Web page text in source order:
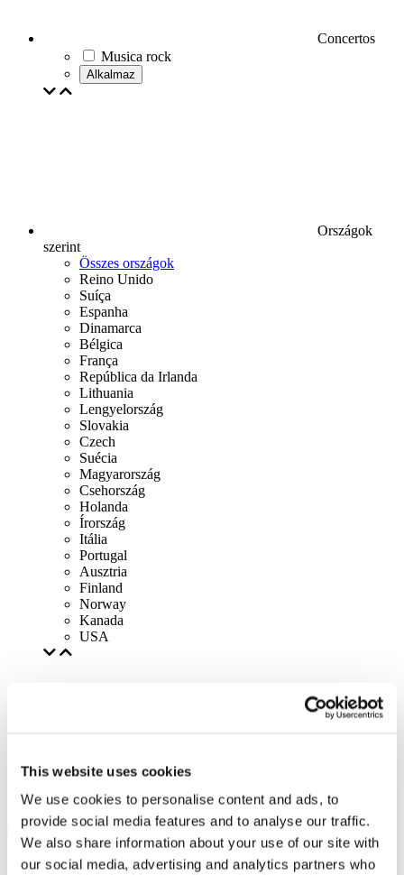
This website uses cookies
We use cookies to personalise content and ads, to
provide social media features and to analyse our traffic.
We also share information about your use of our site with
our social media, advertising and analytics partners who
Concertos
Musica rock
Alkalmaz
Országok
szerint
Összes országok
Reino Unido
Suíça
Espanha
Dinamarca
Bélgica
França
República da Irlanda
Lithuania
Lengyelország
Slovakia
Czech
Suécia
Magyarország
Csehország
Holanda
Írország
Itália
Portugal
Ausztria
Finland
Norway
Kanada
USA